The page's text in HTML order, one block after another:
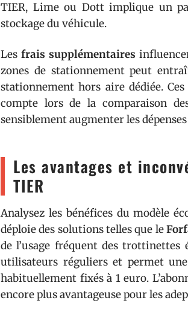
TIER, Lime ou Dott implique un
stockage du véhicule.
Lesfrais supplémentaires
zones de stationnement peut
stationnement hors aire dédiée.
compte lors de la comparaison
sensiblement augmenter les
Les avantages et
TIER
Analysez les bénéfices du modèle
déploie des solutions telles que le
de l’usage fréquent des trottinettes
utilisateurs réguliers et permet
habituellement fixés à 1 euro.
encore plus avantageuse pour les